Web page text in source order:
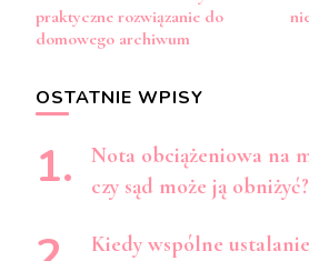
wpisy
praktyczne rozwiązanie do
domowego archiwum
OSTATNIE WPISY
Nota obciążeniowa na
czy sąd może ją obniżyć?
Kiedy wspólne